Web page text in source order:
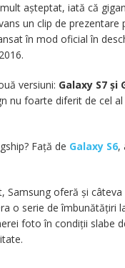
așteptat, iată că
un clip de prezentare
în mod oficial în
versiuni: Galaxy S7 și
nu foarte diferit de cel
Față de Galaxy S6,
Samsung oferă și câteva
o serie de îmbunătățiri
foto în condiții slabe